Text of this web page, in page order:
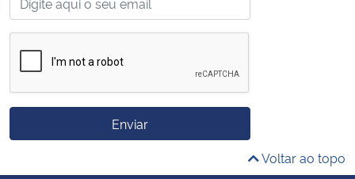
A Coordenadora Geral da Rede Andifes-Idiomas
sem Fronteiras (Rede Andifes-IsF) da Universidade
Federal de Santa Maria, Professora Maria Clara da S.
R. Carneiro, no uso de suas atribuições legais, torna
relativos ao Processo Seletivo Simplificado visando
a seleção de bolsistas para atuarem como tutores
em residência docente de língua francesa do Núcleo
Enviar
Voltar ao topo